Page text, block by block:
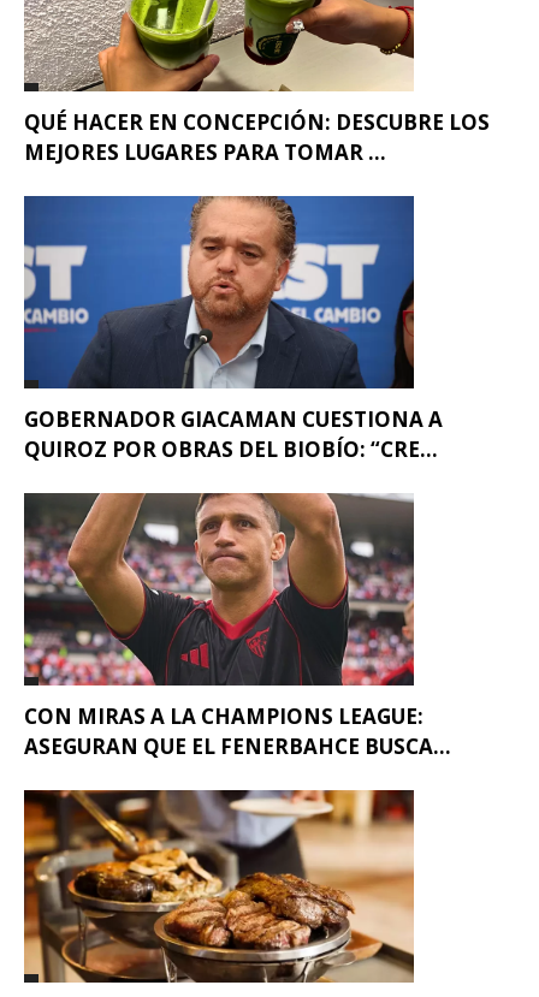
QUÉ HACER EN CONCEPCIÓN: DESCUBRE LOS
MEJORES LUGARES PARA TOMAR ...
GOBERNADOR GIACAMAN CUESTIONA A
QUIROZ POR OBRAS DEL BIOBÍO: “CRE...
CON MIRAS A LA CHAMPIONS LEAGUE:
ASEGURAN QUE EL FENERBAHCE BUSCA...